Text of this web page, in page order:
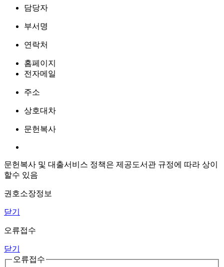
담당자
부서명
연락처
홈페이지
전자메일
주소
상호대차
문헌복사
문헌복사 및 대출서비스 정책은 제공도서관 규정에 따라 상이
할수 있음
권호소장정보
닫기
오류접수
닫기
오류접수